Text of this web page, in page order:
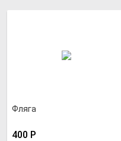
Фляга
400 Р